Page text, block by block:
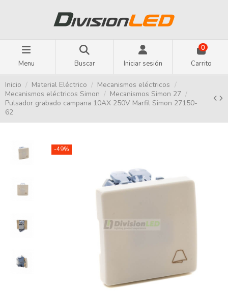
Menu Buscar Iniciar sesión
0
Carrito
Inicio Material Eléctrico
Mecanismos eléctricos
Mecanismos eléctricos Simon
Mecanismos Simon 27
Pulsador grabado campana 10AX 250V Marfil Simon 27150-
62
-49%